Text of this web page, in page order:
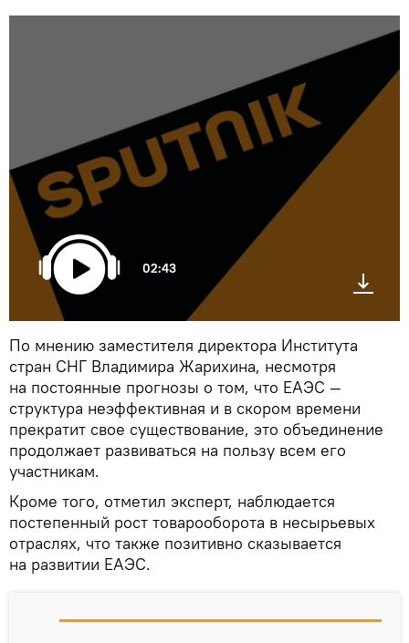
02:43
По мнению заместителя директора Института
стран СНГ Владимира Жарихина, несмотря
на постоянные прогнозы о том, что ЕАЭС —
структура неэффективная и в скором времени
прекратит свое существование, это объединение
продолжает развиваться на пользу всем его
участникам.
Кроме того, отметил эксперт, наблюдается
постепенный рост товарооборота в несырьевых
отраслях, что также позитивно сказывается
на развитии ЕАЭС.